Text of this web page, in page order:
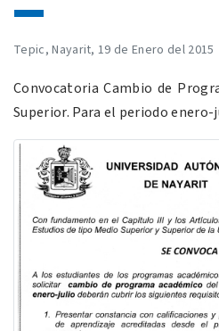
Tepic, Nayarit, 19 de Enero del 2015
Convocatoria Cambio de
Superior. Para el periodo enero-